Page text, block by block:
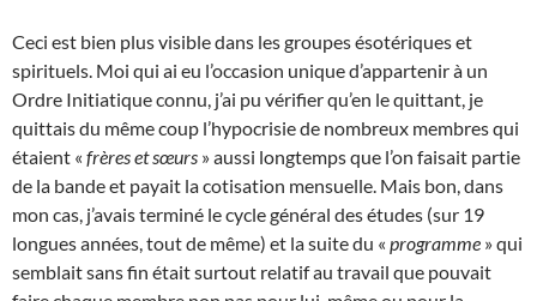
Ceci est bien plus visible dans les groupes ésotériques et
spirituels. Moi qui ai eu l’occasion unique d’appartenir à un
Ordre Initiatique connu, j’ai pu vérifier qu’en le quittant, je
quittais du même coup l’hypocrisie de nombreux membres qui
étaient « frères et sœurs » aussi longtemps que l’on faisait partie
de la bande et payait la cotisation mensuelle. Mais bon, dans
mon cas, j’avais terminé le cycle général des études (sur 19
longues années, tout de même) et la suite du « programme » qui
semblait sans fin était surtout relatif au travail que pouvait